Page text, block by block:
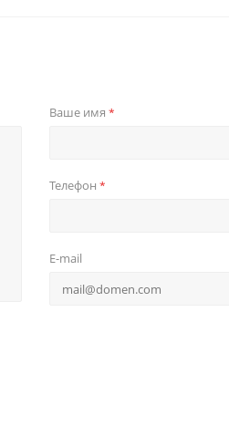
Ваше имя *
Телефон *
E-mail